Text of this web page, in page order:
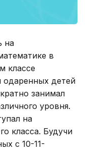
на
в
классе
одаренных детей
занимал
уровня.
на
класса. Будучи
с 10-11-